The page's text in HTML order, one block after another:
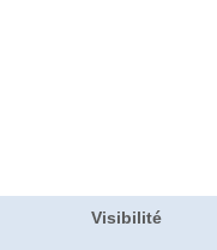
Visibilité